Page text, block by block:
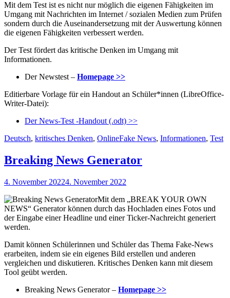
Mit dem Test ist es nicht nur möglich die eigenen Fähigkeiten im
Umgang mit Nachrichten im Internet / sozialen Medien zum Prüfen
sondern durch die Auseinandersetzung mit der Auswertung können
die eigenen Fähigkeiten verbessert werden.
Der Test fördert das kritische Denken im Umgang mit
Informationen.
Der Newstest – Homepage >>
Editierbare Vorlage für ein Handout an Schüler*innen (LibreOffice-
Writer-Datei):
Der News-Test -Handout (.odt) >>
Kategorien
Deutsch, kritisches Denken, OnlineSchlagworte
Fake News, Informationen, Test
Breaking News Generator
Veröffentlicht
4. November 20224. November 2022
Mit dem „BREAK YOUR OWN
NEWS“ Generator können durch das Hochladen eines Fotos und
der Eingabe einer Headline und einer Ticker-Nachreicht generiert
werden.
Damit können Schülerinnen und Schüler das Thema Fake-News
erarbeiten, indem sie ein eigenes Bild erstellen und anderen
vergleichen und diskutieren. Kritisches Denken kann mit diesem
Tool geübt werden.
Breaking News Generator – Homepage >>